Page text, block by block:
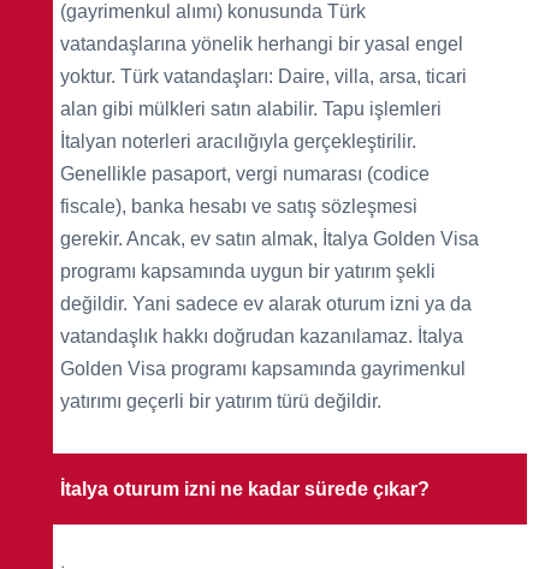
(gayrimenkul alımı) konusunda Türk
vatandaşlarına yönelik herhangi bir yasal engel
yoktur. Türk vatandaşları: Daire, villa, arsa, ticari
alan gibi mülkleri satın alabilir. Tapu işlemleri
İtalyan noterleri aracılığıyla gerçekleştirilir.
Genellikle pasaport, vergi numarası (codice
fiscale), banka hesabı ve satış sözleşmesi
gerekir. Ancak, ev satın almak, İtalya Golden Visa
programı kapsamında uygun bir yatırım şekli
değildir. Yani sadece ev alarak oturum izni ya da
vatandaşlık hakkı doğrudan kazanılamaz. İtalya
Golden Visa programı kapsamında gayrimenkul
yatırımı geçerli bir yatırım türü değildir.
İtalya oturum izni ne kadar sürede çıkar?